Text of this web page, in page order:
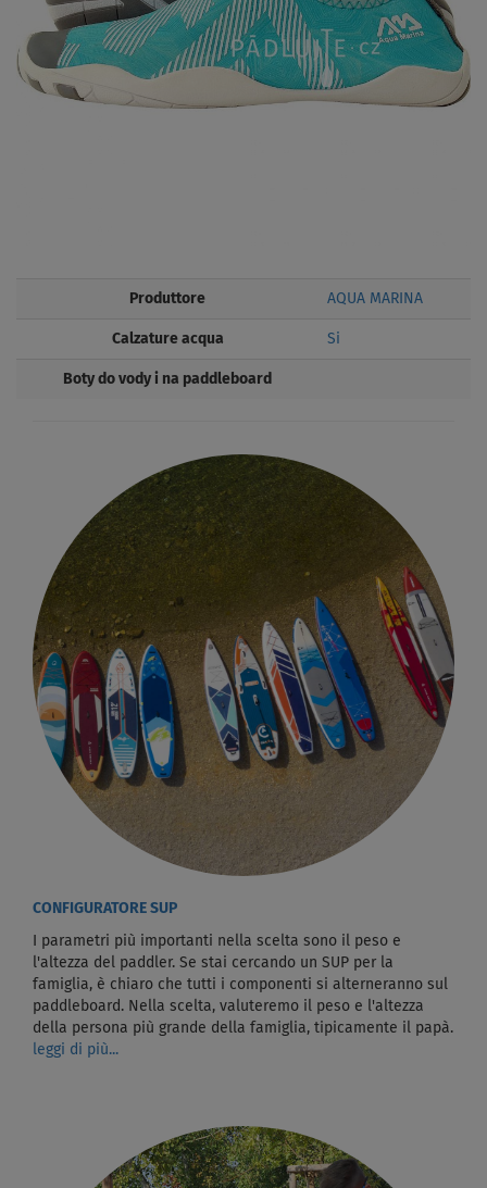
Produttore AQUA MARINA
Calzature acqua Si
Boty do vody i na paddleboard
CONFIGURATORE SUP
I parametri più importanti nella scelta sono il peso e
l'altezza del paddler. Se stai cercando un SUP per la
famiglia, è chiaro che tutti i componenti si alterneranno sul
paddleboard. Nella scelta, valuteremo il peso e l'altezza
della persona più grande della famiglia, tipicamente il papà.
leggi di più...